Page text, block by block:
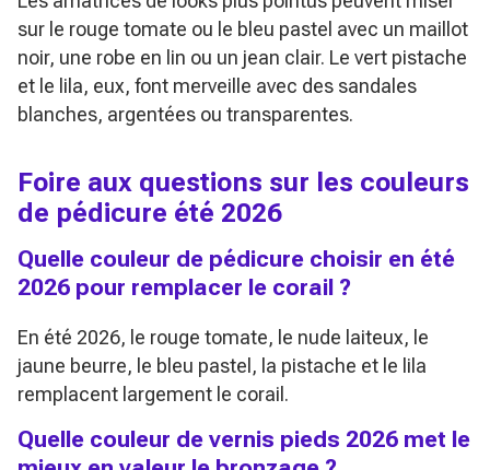
sur le rouge tomate ou le bleu pastel avec un maillot
noir, une robe en lin ou un jean clair. Le vert pistache
et le lila, eux, font merveille avec des sandales
blanches, argentées ou transparentes.
Foire aux questions sur les couleurs
de pédicure été 2026
Quelle couleur de pédicure choisir en été
2026 pour remplacer le corail ?
En été 2026, le rouge tomate, le nude laiteux, le
jaune beurre, le bleu pastel, la pistache et le lila
remplacent largement le corail.
Quelle couleur de vernis pieds 2026 met le